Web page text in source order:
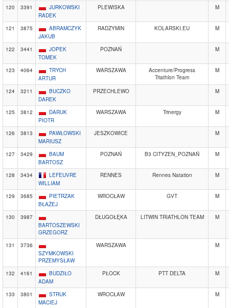
120 3391
JURKOWSKI
RADEK
PLEWISKA M
121 3875
ABRAMCZYK
JAKUB
RADZYMIN KOLARSKI.EU M
122 3441
JOPEK
TOMEK
POZNAŃ M
123 4064
TRYCH
ARTUR
WARSZAWA
Accenture/Progress
Triathlon Team
M
124 3211
BUCZKO
DAREK
PRZECHLEWO M
125 3812
DARUK
PIOTR
WARSZAWA Trinergy M
126 3813
PAWŁOWSKI
MARIUSZ
JESZKOWICE M
127 3429
BAUM
BARTOSZ
POZNAŃ B3 CITYZEN_POZNAŃ M
128 3434
LEFEUVRE
WILLIAM
RENNES Rennes Natation M
129 3685
PIETRZAK
BŁAŻEJ
WROCŁAW GVT M
130
3987
BARTOSZEWSKI
GRZEGORZ
DŁUGOŁĘKA LITWIN TRIATHLON TEAM M
131
3736
SZYMKOWSKI
PRZEMYSŁAW
WARSZAWA M
132 4161
BUDZIŁO
ADAM
PŁOCK PTT DELTA M
133 3801
STRUK
MACIEJ
WROCŁAW M